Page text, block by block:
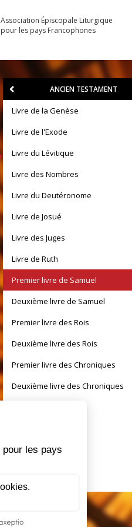
Association Épiscopale Liturgique
pour les pays Francophones
ANCIEN TESTAMENT
Livre de la Genèse
Livre de l'Exode
Livre du Lévitique
Livre des Nombres
Livre du Deutéronome
Livre de Josué
Livre des Juges
Livre de Ruth
Premier livre de Samuel
Deuxième livre de Samuel
Premier livre des Rois
Deuxième livre des Rois
Premier livre des Chroniques
Deuxième livre des Chroniques
Livre de Tobie
Livre d'Esther
Premier Livre des Martyrs d'Israël